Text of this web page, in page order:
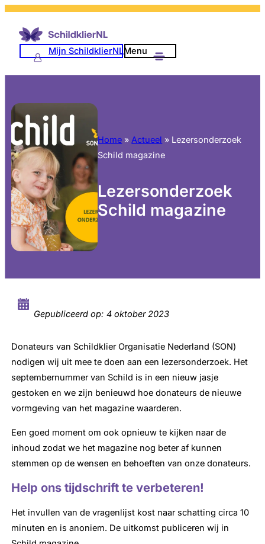
Mijn SchildklierNLMenu
Home »Actueel » Lezersonderzoek
Schild magazine
Lezersonderzoek
Schild magazine
Gepubliceerd op: 4 oktober 2023
Donateurs van Schildklier Organisatie Nederland (SON)
nodigen wij uit mee te doen aan een lezersonderzoek. Het
septembernummer van Schild is in een nieuw jasje
gestoken en we zijn benieuwd hoe donateurs de nieuwe
vormgeving van het magazine waarderen.
Een goed moment om ook opnieuw te kijken naar de
inhoud zodat we het magazine nog beter af kunnen
stemmen op de wensen en behoeften van onze donateurs.
Help ons tijdschrift te verbeteren!
Het invullen van de vragenlijst kost naar schatting circa 10
minuten en is anoniem. De uitkomst publiceren wij in